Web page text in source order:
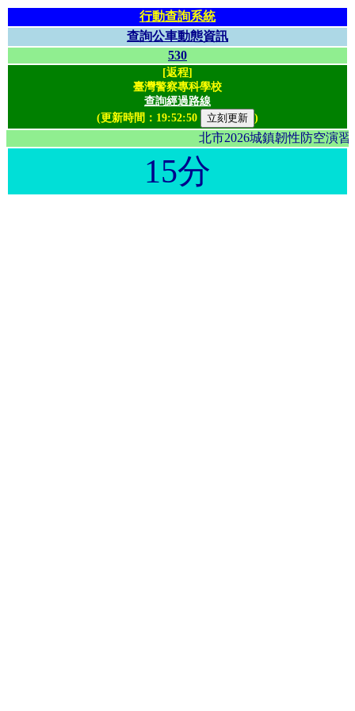
行動查詢系統
查詢公車動態資訊
530
[返程]
臺灣警察專科學校
查詢經過路線
(更新時間： 19:52:50 )
北市2026城鎮韌性防空
15分